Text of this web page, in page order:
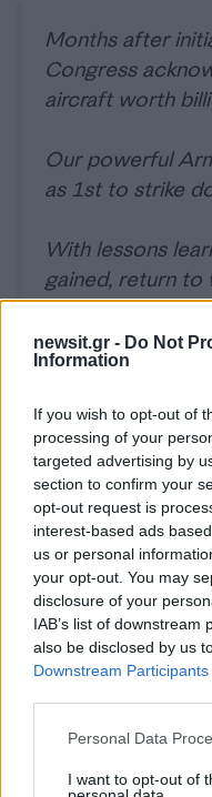
newsit.gr - Do Not
Information
If you wish to opt-out of
processing of your
targeted advertising by
section to confirm your
opt-out request is
interest-based ads
us or personal
your opt-out. You may
disclosure of your
IAB’s list of
also be disclosed by us
Downstream Participants
Please note that this
not limited to your visit
Personal Data
I want to opt-out of
Months after
Congress
aircraft worth
Our powerful
as 1st to strike
With lessons
gained, return to
more surprises.
— Seyed
Κρανίου
Η αμερικανική
να εξασφαλίσει ότι
ποτέ πυρηνικό
πλευρά αρνείται
φιλοδοξία.
Ιρανικά μέσα
«υπερβολικούς»